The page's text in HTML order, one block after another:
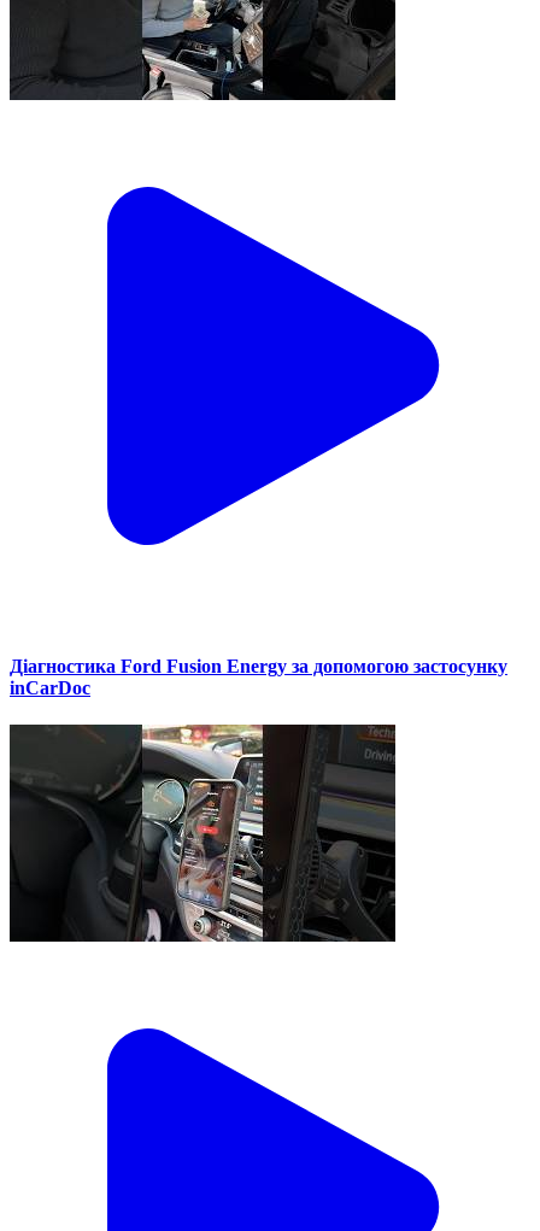
Діагностика Ford Fusion Energy за допомогою застосунку
inCarDoc